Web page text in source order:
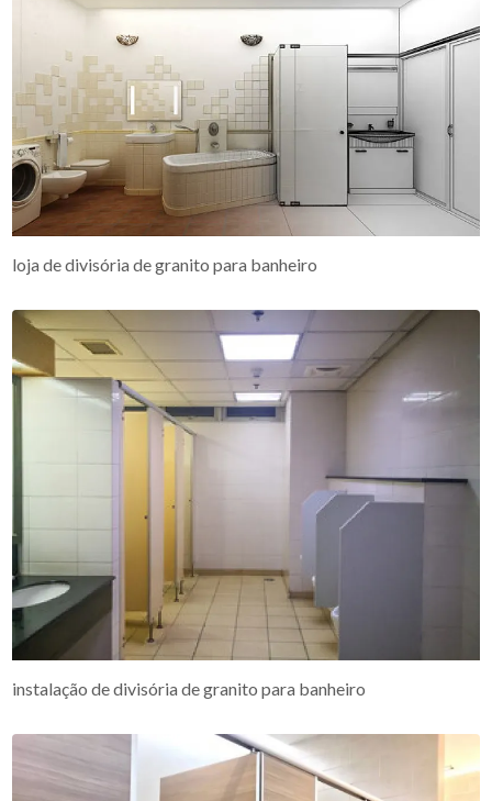
loja de divisória de granito para banheiro
instalação de divisória de granito para banheiro